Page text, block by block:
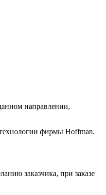
направлении,
фирмы Hoffman.
заказчика, при заказе